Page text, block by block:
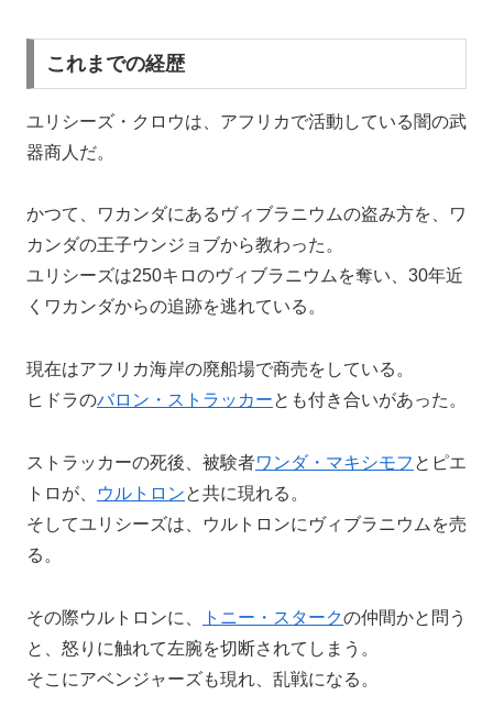
これまでの経歴
ユリシーズ・クロウは、アフリカで活動している闇の武
器商人だ。
かつて、ワカンダにあるヴィブラニウムの盗み方を、ワ
カンダの王子ウンジョブから教わった。
ユリシーズは250キロのヴィブラニウムを奪い、30年近
くワカンダからの追跡を逃れている。
現在はアフリカ海岸の廃船場で商売をしている。
ヒドラのバロン・ストラッカーとも付き合いがあった。
ストラッカーの死後、被験者ワンダ・マキシモフ とピエ
トロが、
ウルトロンと共に現れる。
そしてユリシーズは、ウルトロンにヴィブラニウムを売
る。
その際ウルトロンに、 トニー・スタークの仲間かと問う
と、怒りに触れて左腕を切断されてしまう。
そこにアベンジャーズも現れ、乱戦になる。